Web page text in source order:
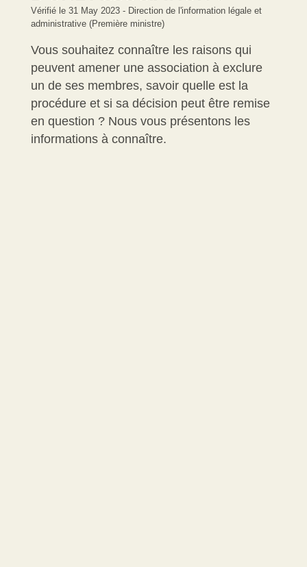
Vérifié le 31 May 2023 - Direction de l'information légale et
administrative (Première ministre)
Vous souhaitez connaître les raisons qui
peuvent amener une association à exclure
un de ses membres, savoir quelle est la
procédure et si sa décision peut être remise
en question ? Nous vous présentons les
informations à connaître.